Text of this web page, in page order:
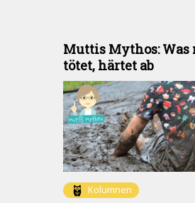
Muttis Mythos:
tötet, härtet ab
Kolumnen